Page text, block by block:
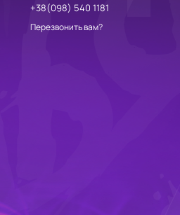
+38(098) 540 1181
Перезвонить вам?